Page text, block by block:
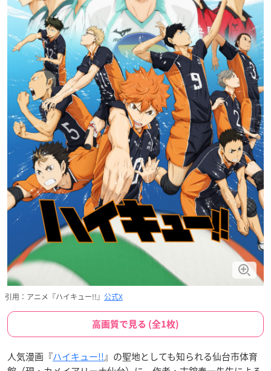
引用：アニメ『ハイキュー!!』 公式X
高画質で見る (全1枚)
人気漫画『ハイキュー!!』の聖地としても知られる仙台市体育